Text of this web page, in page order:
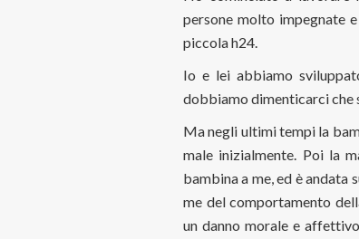
persone molto impegnate
piccola h24.
Io e lei abbiamo
dobbiamo dimenticarci che
Ma negli ultimi tempi la
male inizialmente. Poi la
bambina a me, ed è
me del comportamento
un danno morale e